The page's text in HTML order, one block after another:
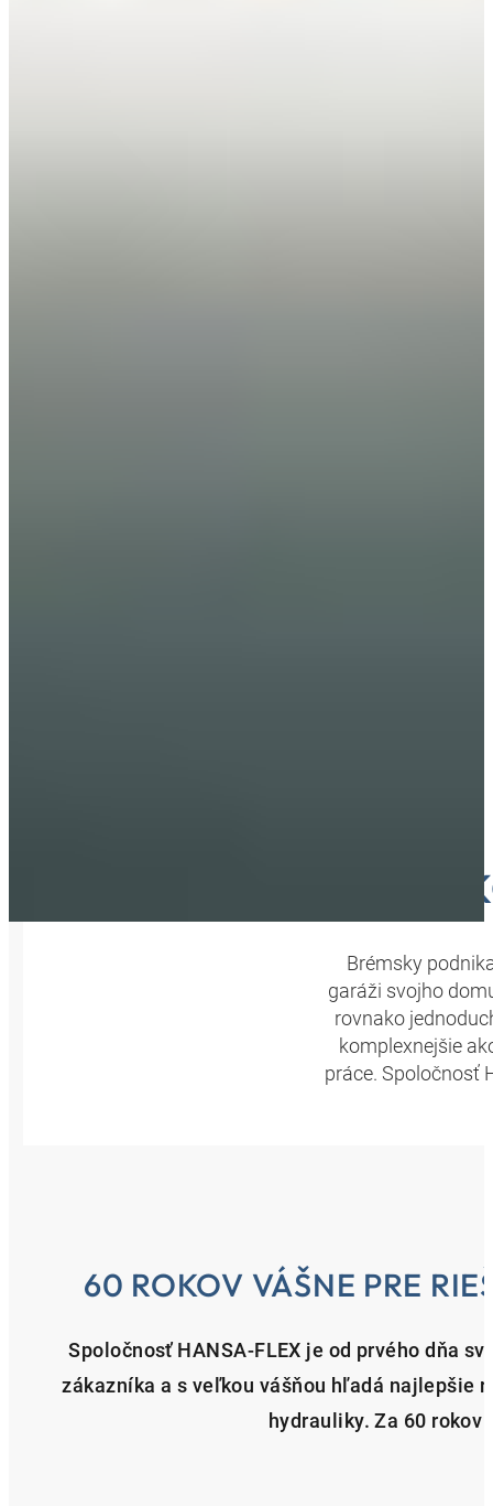
60
Brémsky
garáži svojho
rovnako
komplexnejšie
práce. Spoločnosť
60 ROKOV VÁŠNE PRE
Spoločnosť HANSA-FLEX je od prvého dňa
zákazníka a s veľkou vášňou hľadá najlepšie
hydrauliky. Za 60